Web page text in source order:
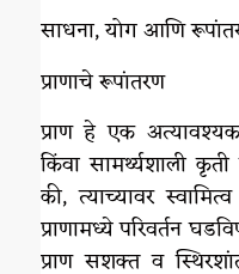
साधना, योग आणि
प्राणाचे रूपांतरण
प्राण हे एक
किंवा सामर्थ्यशाली
की, त्याच्यावर
प्राणामध्ये परिवर्तन
प्राण सशक्त व